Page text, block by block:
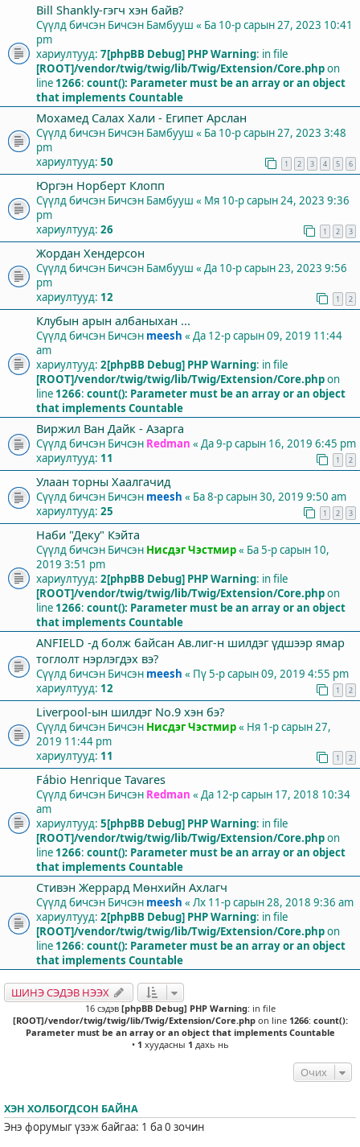
Bill Shankly-гэгч хэн байв?
Сүүлд бичсэн Бичсэн Бамбууш « Ба 10-р сарын 27, 2023 10:41
pm
хариултууд: 7[phpBB Debug] PHP Warning: in file
[ROOT]/vendor/twig/twig/lib/Twig/Extension/Core.phpon
line 1266: count(): Parameter must be an array or an object
that implements Countable
Мохамед Салах Хали - Египет Арслан
Сүүлд бичсэн Бичсэн Бамбууш « Ба 10-р сарын 27, 2023 3:48
pm
хариултууд: 50 1 2 3 4 5 6
Юргэн Норберт Клопп
Сүүлд бичсэн Бичсэн Бамбууш « Мя 10-р сарын 24, 2023 9:36
pm
хариултууд: 26 1 2 3
Жордан Хендерсон
Сүүлд бичсэн Бичсэн Бамбууш « Да 10-р сарын 23, 2023 9:56
pm
хариултууд: 12 1 2
Клубын арын албаныхан ...
Сүүлд бичсэн Бичсэн meesh « Да 12-р сарын 09, 2019 11:44
am
хариултууд: 2[phpBB Debug] PHP Warning: in file
[ROOT]/vendor/twig/twig/lib/Twig/Extension/Core.phpon
line 1266: count(): Parameter must be an array or an object
that implements Countable
Виржил Ван Дайк - Азарга
Сүүлд бичсэн Бичсэн Redman « Да 9-р сарын 16, 2019 6:45 pm
хариултууд: 11 1 2
Улаан торны Хаалгачид
Сүүлд бичсэн Бичсэн meesh « Ба 8-р сарын 30, 2019 9:50 am
хариултууд: 25 1 2 3
Наби "Деку" Кэйта
Сүүлд бичсэн Бичсэн Нисдэг Чэстмир« Ба 5-р сарын 10,
2019 3:51 pm
хариултууд: 2[phpBB Debug] PHP Warning: in file
[ROOT]/vendor/twig/twig/lib/Twig/Extension/Core.phpon
line 1266: count(): Parameter must be an array or an object
that implements Countable
ANFIELD -д болж байсан Ав.лиг-н шилдэг үдшээр ямар
тоглолт нэрлэгдэх вэ?
Сүүлд бичсэн Бичсэн meesh « Пү 5-р сарын 09, 2019 4:55 pm
хариултууд: 12 1 2
Liverpool-ын шилдэг No.9 хэн бэ?
Сүүлд бичсэн Бичсэн Нисдэг Чэстмир« Ня 1-р сарын 27,
2019 11:44 pm
хариултууд: 11 1 2
Fábio Henrique Tavares
Сүүлд бичсэн Бичсэн Redman « Да 12-р сарын 17, 2018 10:34
am
хариултууд: 5[phpBB Debug] PHP Warning: in file
[ROOT]/vendor/twig/twig/lib/Twig/Extension/Core.phpon
line 1266: count(): Parameter must be an array or an object
that implements Countable
Стивэн Жеррард Мөнхийн Ахлагч
Сүүлд бичсэн Бичсэн meesh « Лх 11-р сарын 28, 2018 9:36 am
хариултууд: 2[phpBB Debug] PHP Warning: in file
[ROOT]/vendor/twig/twig/lib/Twig/Extension/Core.phpon
line 1266: count(): Parameter must be an array or an object
that implements Countable
ШИНЭ СЭДЭВ НЭЭХ
16 сэдэв [phpBB Debug] PHP Warning: in file
[ROOT]/vendor/twig/twig/lib/Twig/Extension/Core.phpon line 1266: count():
Parameter must be an array or an object that implements Countable
• 1 хуудасны 1 дахь нь
Очих
ХЭН ХОЛБОГДСОН БАЙНА
Энэ форумыг үзэж байгаа: 1 ба 0 зочин